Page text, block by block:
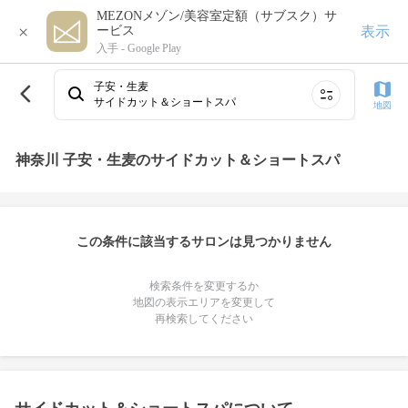
×
MEZONメゾン/美容室定額（サブスク）サ
ービス
入手 - Google Play
表示
子安・生麦
サイドカット＆ショートスパ
地図
神奈川 子安・生麦のサイドカット＆ショートスパ
この条件に該当するサロンは見つかりません
検索条件を変更するか
地図の表示エリアを変更して
再検索してください